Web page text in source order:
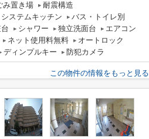
み置き場
耐震構造
システムキッチン
バス・トイレ別
シャワー 独立洗面台
エアコン
ネット使用料無料
オートロック
ディンプルキー 防犯カメラ
この物件の情報をもっと見る